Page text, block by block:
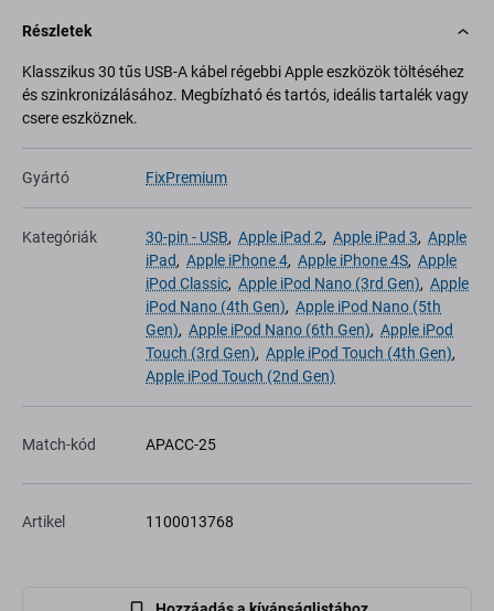
Részletek
Klasszikus 30 tűs USB-A kábel régebbi Apple eszközök töltéséhez
és szinkronizálásához. Megbízható és tartós, ideális tartalék vagy
csere eszköznek.
Gyártó FixPremium
Kategóriák 30-pin - USB, Apple iPad 2, Apple iPad 3, Apple
iPad, Apple iPhone 4, Apple iPhone 4S, Apple
iPod Classic, Apple iPod Nano (3rd Gen), Apple
iPod Nano (4th Gen), Apple iPod Nano (5th
Gen), Apple iPod Nano (6th Gen), Apple iPod
Touch (3rd Gen), Apple iPod Touch (4th Gen),
Apple iPod Touch (2nd Gen)
Match-kód APACC-25
Artikel 1100013768